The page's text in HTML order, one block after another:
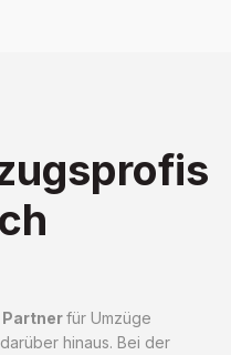
für Umzüge
hinaus. Bei der